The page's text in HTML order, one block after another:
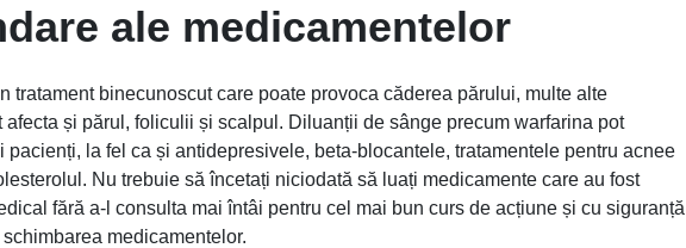
ale medicamentelor
tratament binecunoscut care poate provoca căderea părului, multe alte
afecta și părul, foliculii și scalpul. Diluanții de sânge precum warfarina pot
la fel ca și antidepresivele, beta-blocantele, tratamentele pentru acnee
Nu trebuie să încetați niciodată să luați medicamente care au fost
fără a-l consulta mai întâi pentru cel mai bun curs de acțiune și cu siguranță
medicamentelor.